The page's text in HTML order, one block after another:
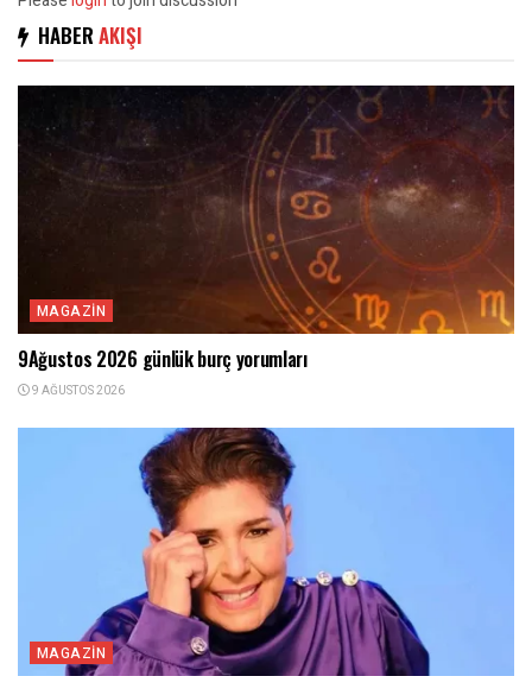
HABER AKIŞI
MAGAZIN
9Ağustos 2026 günlük burç yorumları
9 AĞUSTOS 2026
MAGAZIN